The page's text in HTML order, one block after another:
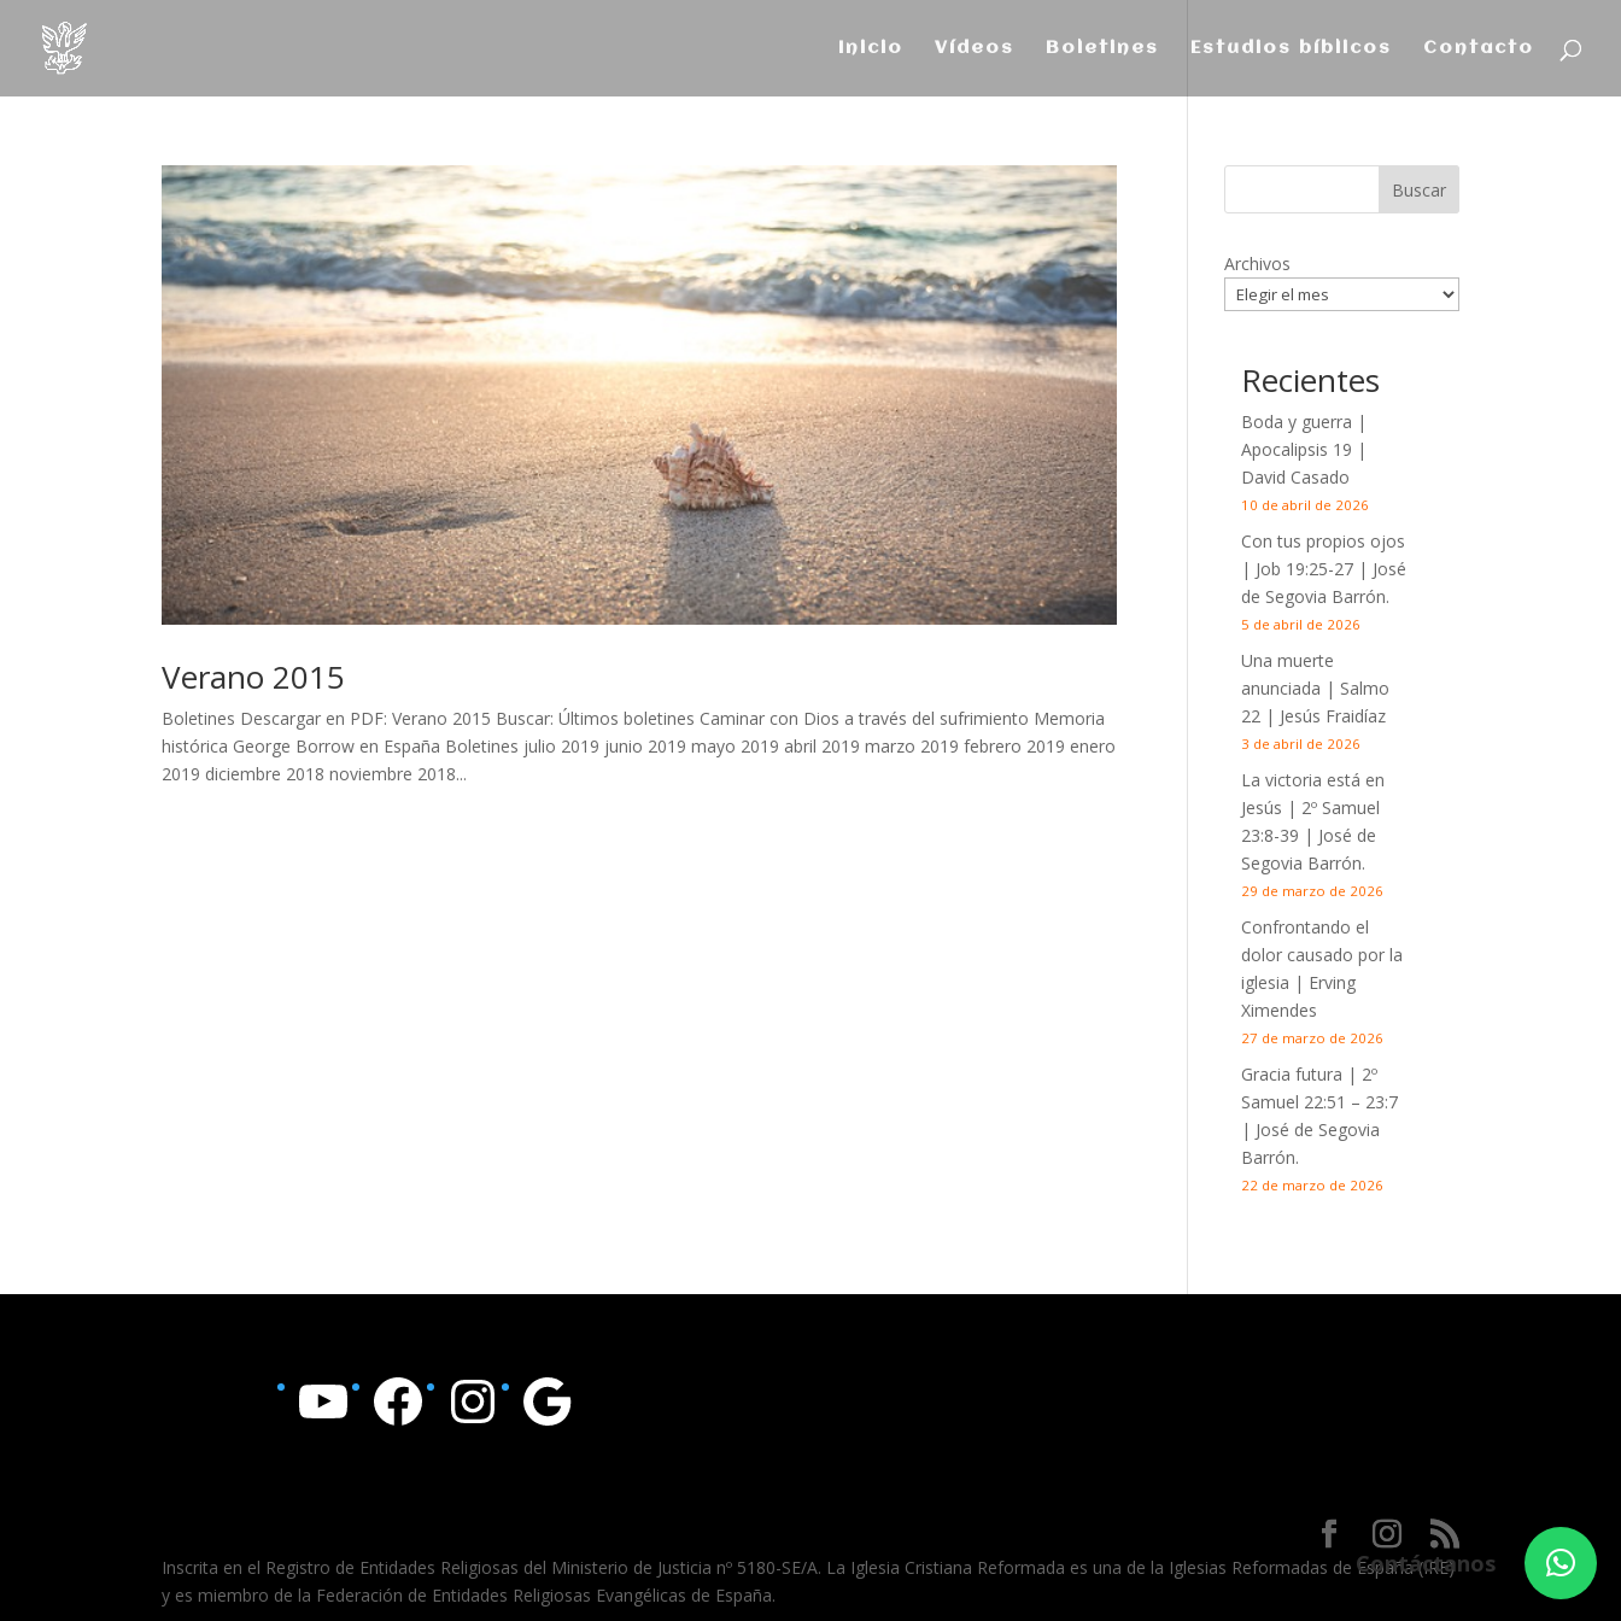
Inicio Vídeos Boletines Estudios bíblicos Contacto
Verano 2015
Boletines Descargar en PDF: Verano 2015 Buscar: Últimos boletines Caminar con Dios a través del sufrimiento Memoria
histórica George Borrow en España Boletines julio 2019 junio 2019 mayo 2019 abril 2019 marzo 2019 febrero 2019 enero
2019 diciembre 2018 noviembre 2018...
Archivos
Recientes
Boda y guerra |
Apocalipsis 19 |
David Casado
10 de abril de 2026
Con tus propios ojos
| Job 19:25-27 | José
de Segovia Barrón.
5 de abril de 2026
Una muerte
anunciada | Salmo
22 | Jesús Fraidíaz
3 de abril de 2026
La victoria está en
Jesús | 2º Samuel
23:8-39 | José de
Segovia Barrón.
29 de marzo de 2026
Confrontando el
dolor causado por la
iglesia | Erving
Ximendes
27 de marzo de 2026
Gracia futura | 2º
Samuel 22:51 – 23:7
| José de Segovia
Barrón.
22 de marzo de 2026
YouTube Facebook Instagram Google
Inscrita en el Registro de Entidades Religiosas del Ministerio de Justicia nº 5180-SE/A. La Iglesia Cristiana Reformada es una de la Iglesias Reformadas de España (IRE)
y es miembro de la Federación de Entidades Religiosas Evangélicas de España.
Contáctanos